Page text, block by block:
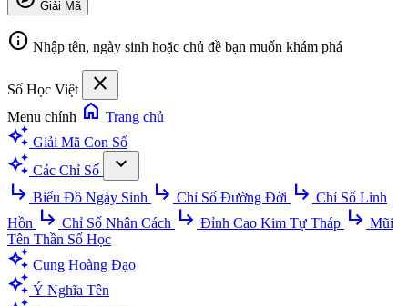
Giải Mã
info Nhập tên, ngày sinh hoặc chủ đề bạn muốn khám phá
Số Học Việt close
Menu chính home Trang chủ
auto_awesome Giải Mã Con Số
auto_awesome Các Chỉ Số
expand_more
subdirectory_arrow_right Biểu Đồ Ngày Sinh subdirectory_arrow_right Chỉ Số Đường Đời subdirectory_arrow_right Chỉ Số Linh
Hồn subdirectory_arrow_right Chỉ Số Nhân Cách subdirectory_arrow_right Đỉnh Cao Kim Tự Tháp subdirectory_arrow_right Mũi
Tên Thần Số Học
auto_awesome Cung Hoàng Đạo
auto_awesome Ý Nghĩa Tên